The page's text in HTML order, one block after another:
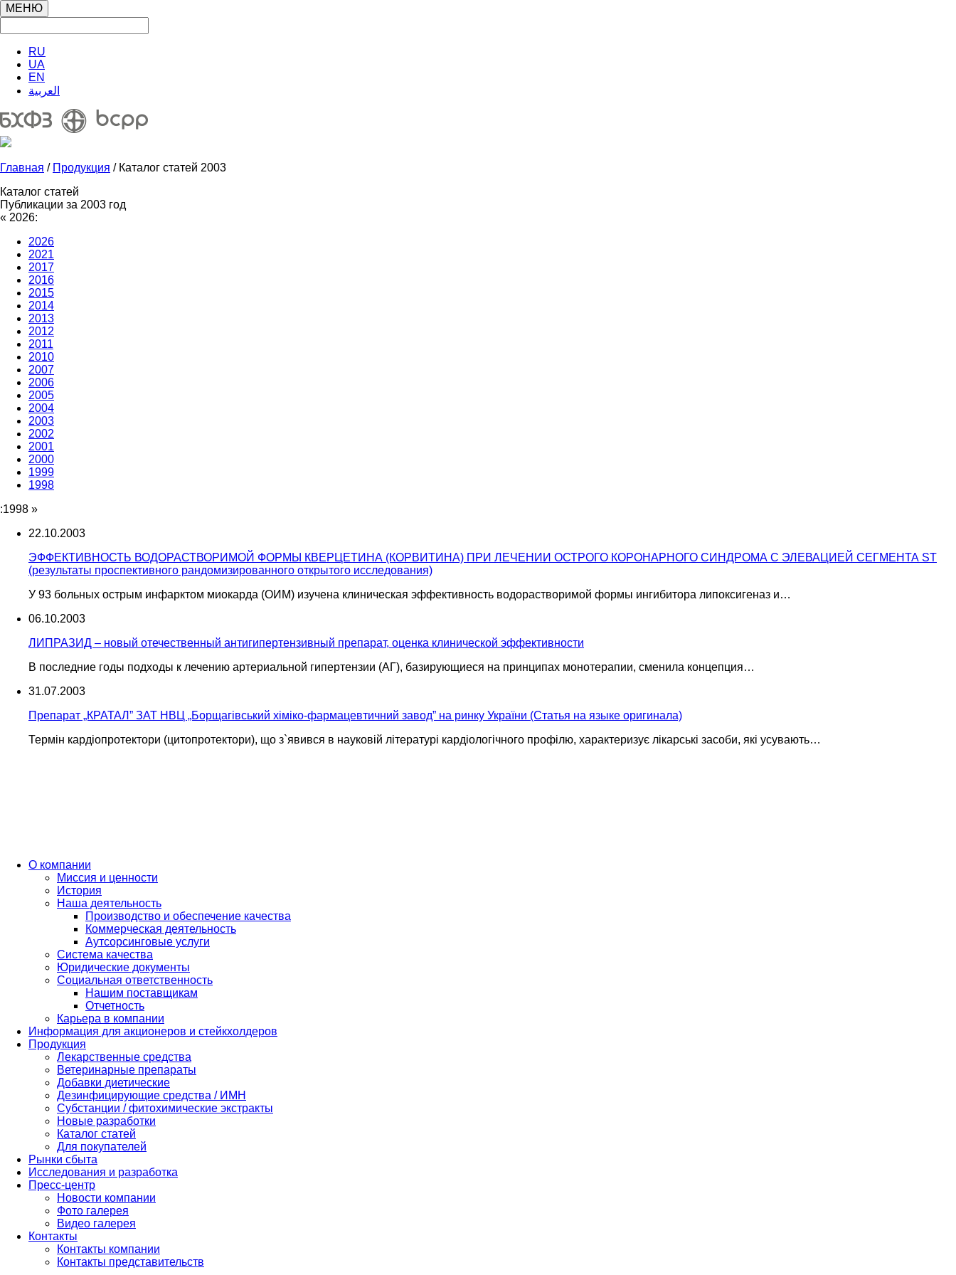
МЕНЮ
RU
UA
EN
العربية
Главная / Продукция / Каталог статей 2003
Каталог статей
Публикации за 2003 год
« 2026:
2026
2021
2017
2016
2015
2014
2013
2012
2011
2010
2007
2006
2005
2004
2003
2002
2001
2000
1999
1998
:1998 »
22.10.2003
ЭФФЕКТИВНОСТЬ ВОДОРАСТВОРИМОЙ ФОРМЫ КВЕРЦЕТИНА (КОРВИТИНА) ПРИ ЛЕЧЕНИИ ОСТРОГО КОРОНАРНОГО СИНДРОМА С ЭЛЕВАЦИЕЙ СЕГМЕНТА ST
(результаты проспективного рандомизированного открытого исследования)
У 93 больных острым инфарктом миокарда (ОИМ) изучена клиническая эффективность водорастворимой формы ингибитора липоксигеназ и…
06.10.2003
ЛИПРАЗИД – новый отечественный антигипертензивный препарат, оценка клинической эффективности
В последние годы подходы к лечению артериальной гипертензии (АГ), базирующиеся на принципах монотерапии, сменила концепция…
31.07.2003
Препарат „КРАТАЛ” ЗАТ НВЦ „Борщагівський хіміко-фармацевтичний завод” на ринку України (Статья на языке оригинала)
Термін кардіопротектори (цитопротектори), що з`явився в науковій літературі кардіологічного профілю, характеризує лікарські засоби, які усувають…
О компании
Миссия и ценности
История
Наша деятельность
Производство и обеспечение качества
Коммерческая деятельность
Аутсорсинговые услуги
Система качества
Юридические документы
Социальная ответственность
Нашим поставщикам
Отчетность
Карьера в компании
Информация для акционеров и стейкхолдеров
Продукция
Лекарственные средства
Ветеринарные препараты
Добавки диетические
Дезинфицирующие средства / ИМН
Субстанции / фитохимические экстракты
Новые разработки
Каталог статей
Для покупателей
Рынки сбыта
Исследования и разработка
Пресс-центр
Новости компании
Фото галерея
Видео галерея
Контакты
Контакты компании
Контакты представительств